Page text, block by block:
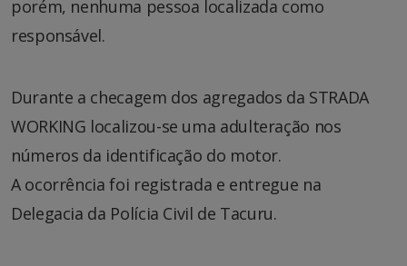
porém, nenhuma pessoa localizada como
responsável.
Durante a checagem dos agregados da STRADA
WORKING localizou-se uma adulteração nos
números da identificação do motor.
A ocorrência foi registrada e entregue na
Delegacia da Polícia Civil de Tacuru.